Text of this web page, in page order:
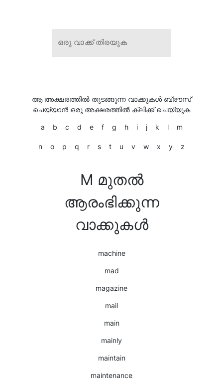
ഒരു വാക്ക് തിരയുക
ആ അക്ഷരത്തിൽ തുടങ്ങുന്ന വാക്കുകൾ ബ്രൗസ്
ചെയ്യാൻ ഒരു അക്ഷരത്തിൽ ക്ലിക്ക് ചെയ്യുക
a b c d e f g h i j k l m
n o p q r s t u v w x y z
M മുതൽ
ആരംഭിക്കുന്ന
വാക്കുകൾ
machine
mad
magazine
mail
main
mainly
maintain
maintenance